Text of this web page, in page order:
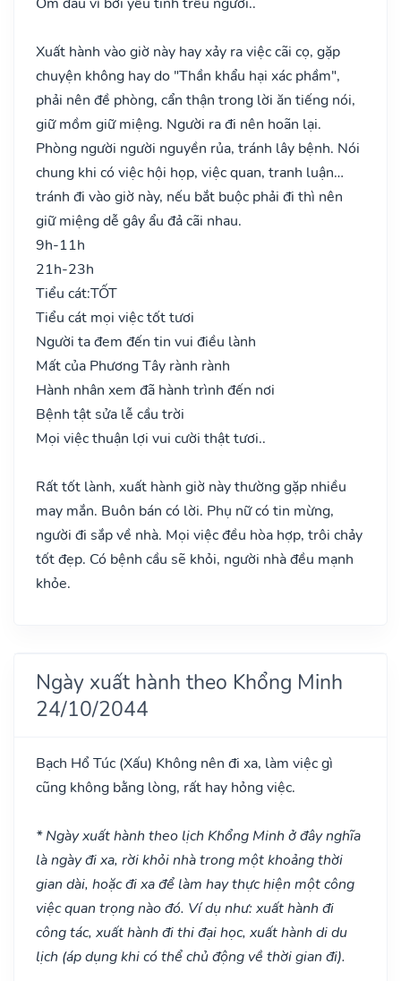
Xuất hành vào giờ này hay xảy ra việc cãi cọ, gặp
chuyện không hay do "Thần khẩu hại xác phầm",
phải nên đề phòng, cẩn thận trong lời ăn tiếng nói,
giữ mồm giữ miệng. Người ra đi nên hoãn lại.
Phòng người người nguyền rủa, tránh lây bệnh. Nói
chung khi có việc hội họp, việc quan, tranh luận…
tránh đi vào giờ này, nếu bắt buộc phải đi thì nên
giữ miệng dễ gây ẩu đả cãi nhau.
9h-11h
21h-23h
Tiểu cát:TỐT
Tiểu cát mọi việc tốt tươi
Người ta đem đến tin vui điều lành
Mất của Phương Tây rành rành
Hành nhân xem đã hành trình đến nơi
Bệnh tật sửa lễ cầu trời
Mọi việc thuận lợi vui cười thật tươi..
Rất tốt lành, xuất hành giờ này thường gặp nhiều
may mắn. Buôn bán có lời. Phụ nữ có tin mừng,
người đi sắp về nhà. Mọi việc đều hòa hợp, trôi chảy
tốt đẹp. Có bệnh cầu sẽ khỏi, người nhà đều mạnh
khỏe.
Ngày xuất hành theo Khổng Minh
24/10/2044
Bạch Hổ Túc (Xấu) Không nên đi xa, làm việc gì
cũng không bằng lòng, rất hay hỏng việc.
* Ngày xuất hành theo lịch Khổng Minh ở đây nghĩa
là ngày đi xa, rời khỏi nhà trong một khoảng thời
gian dài, hoặc đi xa để làm hay thực hiện một công
việc quan trọng nào đó. Ví dụ như: xuất hành đi
công tác, xuất hành đi thi đại học, xuất hành di du
lịch (áp dụng khi có thể chủ động về thời gian đi).